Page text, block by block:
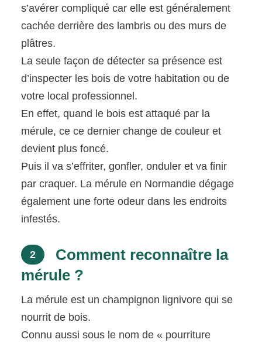
s’avérer compliqué car elle est généralement
cachée derrière des lambris ou des murs de
plâtres.
La seule façon de détecter sa présence est
d’inspecter les bois de votre habitation ou de
votre local professionnel.
En effet, quand le bois est attaqué par la
mérule, ce ce dernier change de couleur et
devient plus foncé.
Puis il va s’effriter, gonfler, onduler et va finir
par craquer. La mérule en Normandie dégage
également une forte odeur dans les endroits
infestés.
2
Comment reconnaître la
mérule ?
La mérule est un champignon lignivore qui se
nourrit de bois.
Connu aussi sous le nom de « pourriture